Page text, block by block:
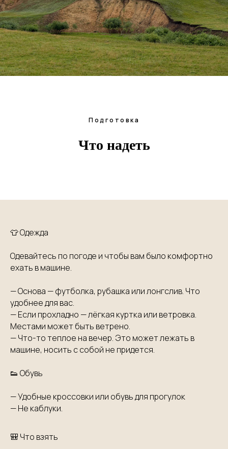
Подготовка
Что надеть
👕 Одежда
Одевайтесь по погоде и чтобы вам было комфортно
ехать в машине.
— Основа — футболка, рубашка или лонгслив. Что
удобнее для вас.
— Если прохладно — лёгкая куртка или ветровка.
Местами может быть ветрено.
— Что-то теплое на вечер. Это может лежать в
машине, носить с собой не придется.
👟 Обувь
— Удобные кроссовки или обувь для прогулок
— Не каблуки.
🎒 Что взять